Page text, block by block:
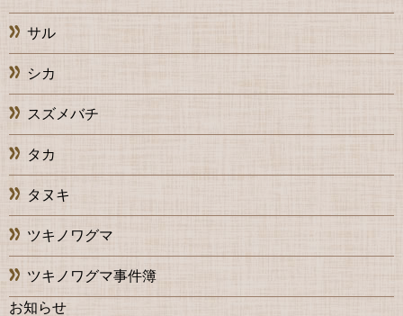
サル
シカ
スズメバチ
タカ
タヌキ
ツキノワグマ
ツキノワグマ事件簿
お知らせ